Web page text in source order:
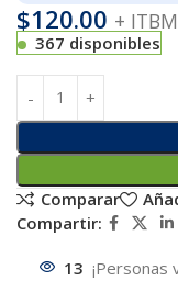
$120.00 + ITBM
367 disponibles
Comparar
Compartir:
13 ¡Personas